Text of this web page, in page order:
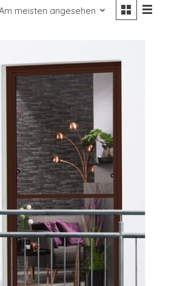
meisten angesehen